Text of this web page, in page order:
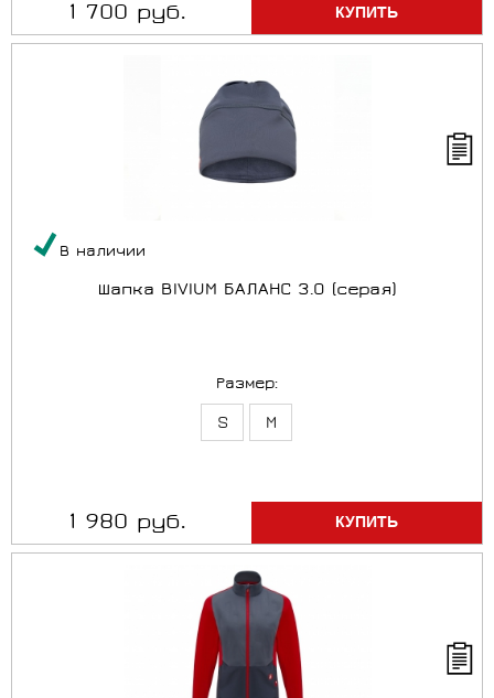
1 700 руб.
В наличии
Шапка BIVIUM БАЛАНС 3.0 (серая)
Размер:
S M
1 980 руб.